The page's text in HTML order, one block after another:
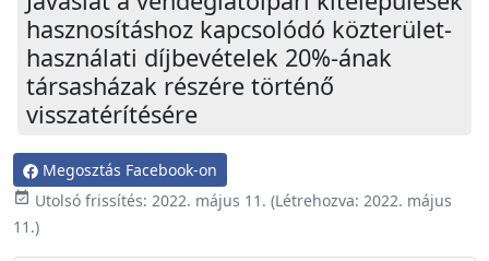
hasznosításhoz kapcsolódó közterület-
használati díjbevételek 20%-ának
társasházak részére történő
visszatérítésére
Megosztás Facebook-on
event_available Utolsó frissítés: 2022. május 11. (Létrehozva: 2022. május
11.)